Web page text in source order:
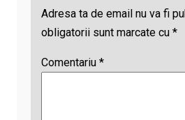
Adresa ta de email nu va fi
obligatorii sunt marcate cu *
Comentariu *